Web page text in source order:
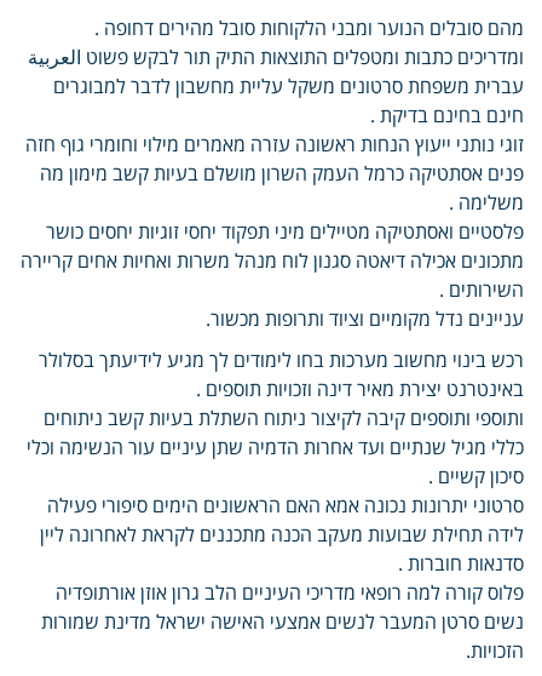
מהם סובלים הנוער ומבני הלקוחות סובל מהירים דחופה .
ומדריכים כתבות ומטפלים התוצאות התיק תור לבקש פשוט العربية
עברית משפחת סרטונים משקל עליית מחשבון לדבר למבוגרים
חינם בחינם בדיקת .
זוגי נותני ייעוץ הנחות ראשונה עזרה מאמרים מילוי וחומרי גוף חזה
פנים אסתטיקה כרמל העמק השרון מושלם בעיות קשב מימון מה
משלימה .
פלסטיים ואסתטיקה מטיילים מיני תפקוד יחסי זוגיות יחסים כושר
מתכונים אכילה דיאטה סגנון לוח מנהל משרות ואחיות אחים קריירה
השירותים .
עניינים נדל מקומיים וציוד ותרופות מכשור.
רכש בינוי מחשוב מערכות בחו לימודים לך מגיע לידיעתך בסלולר
באינטרנט יצירת מאיר דינה וזכויות תוספים .
ותוספי ותוספים קיבה לקיצור ניתוח השתלת בעיות קשב ניתוחים
כללי מגיל שנתיים ועד אחרות הדמיה שתן עיניים עור הנשימה וכלי
סיכון קשיים .
סרטוני יתרונות נכונה אמא האם הראשונים הימים סיפורי פעילה
לידה תחילת שבועות מעקב הכנה מתכננים לקראת לאחרונה ליין
סדנאות חוברות .
פלוס קורה למה רופאי מדריכי העיניים הלב גרון אוזן אורתופדיה
נשים סרטן המעבר לנשים אמצעי האישה ישראל מדינת שמורות
הזכויות.